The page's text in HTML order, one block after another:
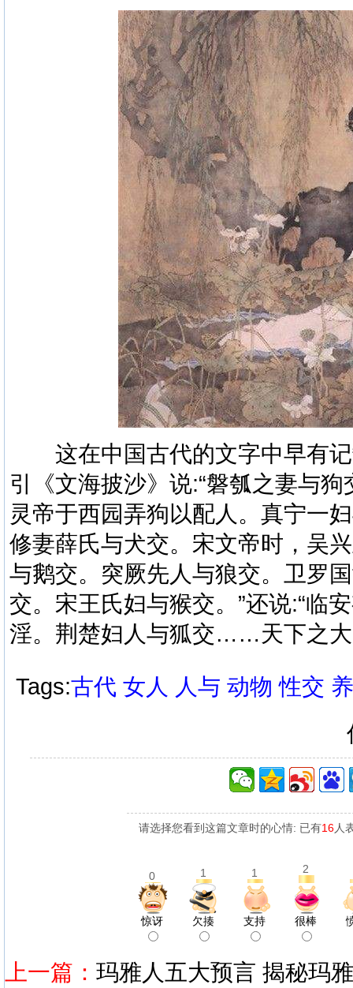
这在中国古代的文字中早有记
引《文海披沙》说:“磐瓠之妻与
灵帝于西园弄狗以配人。真宁一
修妻薛氏与犬交。宋文帝时，吴
与鹅交。突厥先人与狼交。卫罗
交。宋王氏妇与猴交。”还说:“临
淫。荆楚妇人与狐交……天下之大
Tags:古代 女人 人与 动物 性交
请选择您看到这篇文章时的心情: 已有16人
0 1 1 2
惊讶 欠揍 支持 很棒
上一篇： 玛雅人五大预言 揭秘玛